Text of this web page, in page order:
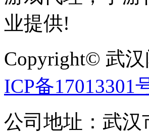
业提供!
Copyright© 武
ICP备17013301
公司地址：武